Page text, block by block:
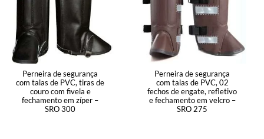
Perneira de segurança
com talas de PVC, tiras de
couro com fivela e
fechamento em zíper –
SRO 300
Perneira de segurança
com talas de PVC, 02
fechos de engate, refletivo
e fechamento em velcro –
SRO 275